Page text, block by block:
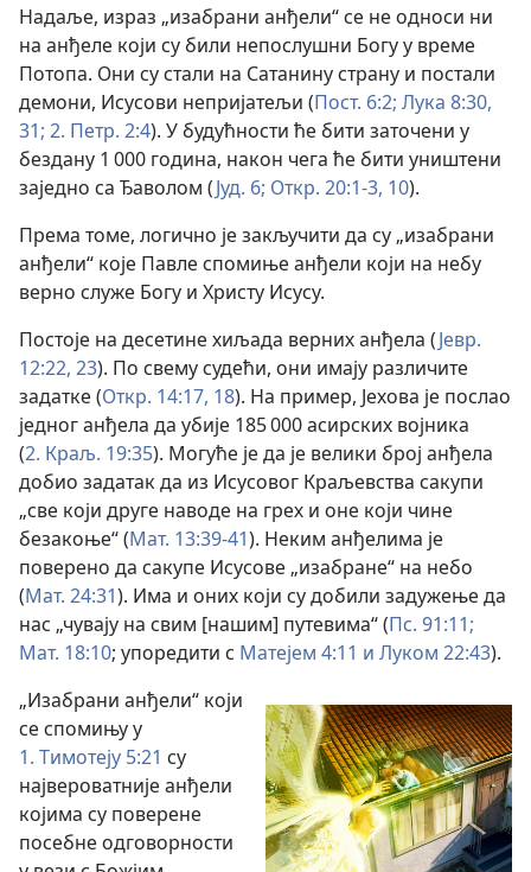
Надаље, израз „изабрани анђели“ се не односи ни
на анђеле који су били непослушни Богу у време
Потопа. Они су стали на Сатанину страну и постали
демони, Исусови непријатељи (Пост. 6:2; Лука 8:30,
31; 2. Петр. 2:4). У будућности ће бити заточени у
бездану 1 000 година, након чега ће бити уништени
заједно са Ђаволом (Јуд. 6; Откр. 20:1-3, 10).
Према томе, логично је закључити да су „изабрани
анђели“ које Павле спомиње анђели који на небу
верно служе Богу и Христу Исусу.
Постоје на десетине хиљада верних анђела (Јевр.
12:22, 23). По свему судећи, они имају различите
задатке (Откр. 14:17, 18). На пример, Јехова је послао
једног анђела да убије 185 000 асирских војника
(2. Краљ. 19:35). Могуће је да је велики број анђела
добио задатак да из Исусовог Краљевства сакупи
„све који друге наводе на грех и оне који чине
безакоње“ (Мат. 13:39-41). Неким анђелима је
поверено да сакупе Исусове „изабране“ на небо
(Мат. 24:31). Има и оних који су добили задужење да
нас „чувају на свим [нашим] путевима“ (Пс. 91:11;
Мат. 18:10; упоредити с Матејем 4:11 и Луком 22:43).
„Изабрани анђели“ који
се спомињу у
1. Тимотеју 5:21 су
највероватније анђели
којима су поверене
посебне одговорности